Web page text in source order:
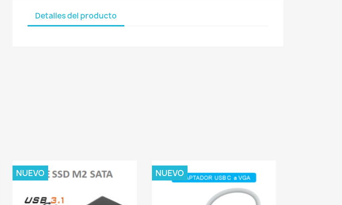
Detalles del producto
NUEVO NUEVO